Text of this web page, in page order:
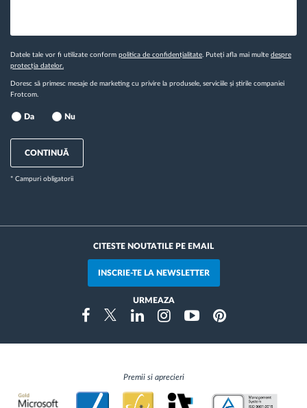
Datele tale vor fi utilizate conform politica de confidențialitate . Puteți afla mai multe despre
protecția datelor.
Doresc să primesc mesaje de marketing cu privire la produsele, serviciile și știrile companiei
Frotcom.
Da Nu
CONTINUĂ
* Campuri obligatorii
CITESTE NOUTATILE PE EMAIL
INSCRIE-TE LA NEWSLETTER
URMEAZA
FacebookTwitterLinkedinInstragramYoutubePinterest
Premii si aprecieri